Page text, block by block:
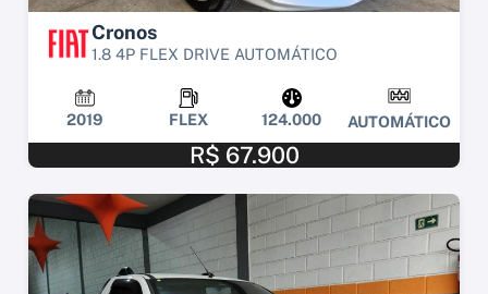
Cronos
1.8 4P FLEX DRIVE AUTOMÁTICO
2019 FLEX 124.000 AUTOMÁTICO
R$ 67.900